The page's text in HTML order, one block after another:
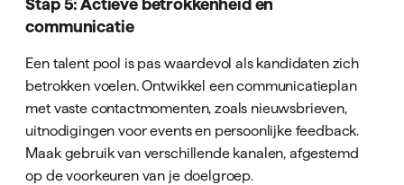
Stap 5: Actieve betrokkenheid en
communicatie
Een talent pool is pas waardevol als kandidaten zich
betrokken voelen. Ontwikkel een communicatieplan
met vaste contactmomenten, zoals nieuwsbrieven,
uitnodigingen voor events en persoonlijke feedback.
Maak gebruik van verschillende kanalen, afgestemd
op de voorkeuren van je doelgroep.